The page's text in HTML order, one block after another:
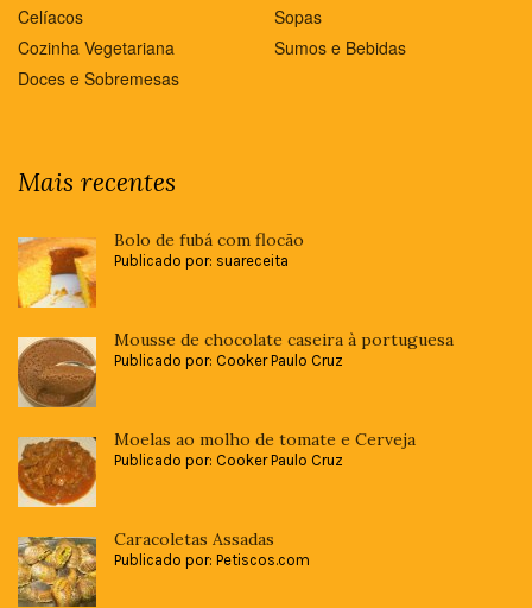
Celíacos
Cozinha Vegetariana
Doces e Sobremesas
Sopas
Sumos e Bebidas
Mais recentes
Bolo de fubá com flocão
Publicado por: suareceita
Mousse de chocolate caseira à portuguesa
Publicado por: Cooker Paulo Cruz
Moelas ao molho de tomate e Cerveja
Publicado por: Cooker Paulo Cruz
Caracoletas Assadas
Publicado por: Petiscos.com